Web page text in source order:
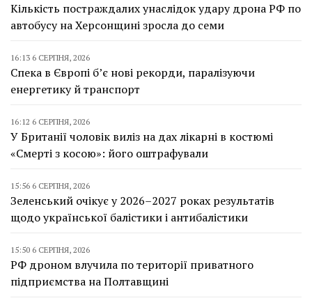
Кількість постраждалих унаслідок удару дрона РФ по
автобусу на Херсонщині зросла до семи
16:13 6 СЕРПНЯ, 2026
Спека в Європі б’є нові рекорди, паралізуючи
енергетику й транспорт
16:12 6 СЕРПНЯ, 2026
У Британії чоловік виліз на дах лікарні в костюмі
«Смерті з косою»: його оштрафували
15:56 6 СЕРПНЯ, 2026
Зеленський очікує у 2026–2027 роках результатів
щодо української балістики і антибалістики
15:50 6 СЕРПНЯ, 2026
РФ дроном влучила по території приватного
підприємства на Полтавщині